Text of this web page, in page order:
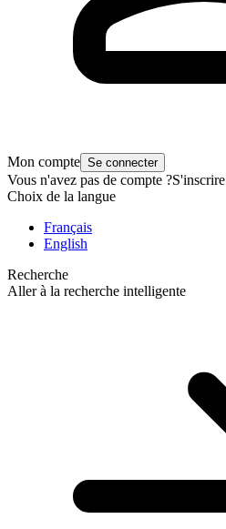
Mon compte Se connecter
Vous n'avez pas de compte ?S'inscrire
Choix de la langue
Français
English
Recherche
Aller à la recherche intelligente